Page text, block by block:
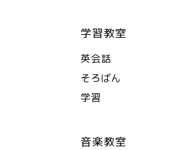
学習教室
英会話
そろばん
学習
音楽教室